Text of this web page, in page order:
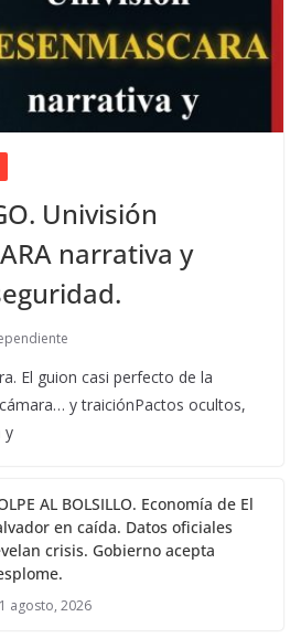
Univisión
narrativa y
El guion casi perfecto de la
y traiciónPactos ocultos,
y
AL BOLSILLO. Economía de El
en caída. Datos oficiales
crisis. Gobierno acepta
1 agosto, 2026